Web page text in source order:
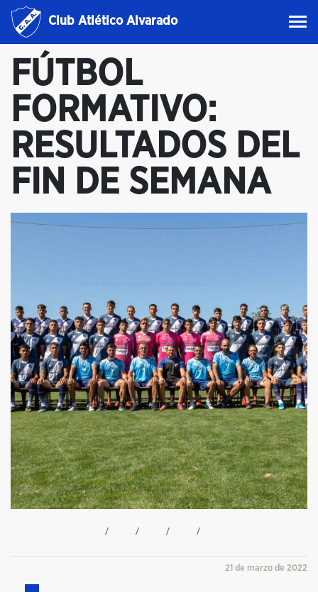
Club Atlético Alvarado
FÚTBOL
FORMATIVO:
RESULTADOS DEL
FIN DE SEMANA
21 de marzo de 2022